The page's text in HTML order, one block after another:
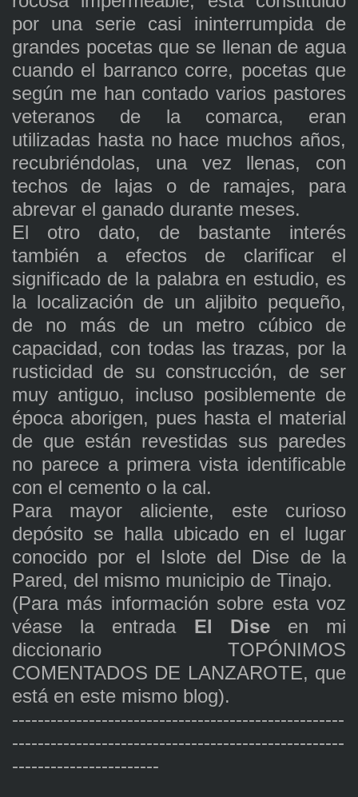
por una serie casi ininterrumpida de
grandes pocetas que se llenan de agua
cuando el barranco corre, pocetas que
según me han contado varios pastores
veteranos de la comarca, eran
utilizadas hasta no hace muchos años,
recubriéndolas, una vez llenas, con
techos de lajas o de ramajes, para
abrevar el ganado durante meses.
El otro dato, de bastante interés
también a efectos de clarificar el
significado de la palabra en estudio, es
la localización de un aljibito pequeño,
de no más de un metro cúbico de
capacidad, con todas las trazas, por la
rusticidad de su construcción, de ser
muy antiguo, incluso posiblemente de
época aborigen, pues hasta el material
de que están revestidas sus paredes
no parece a primera vista identificable
con el cemento o la cal.
Para mayor aliciente, este curioso
depósito se halla ubicado en el lugar
conocido por el Islote del Dise de la
Pared, del mismo municipio de Tinajo.
(Para más información sobre esta voz
véase la entrada El Diseen mi
diccionario TOPÓNIMOS
COMENTADOS DE LANZAROTE, que
está en este mismo blog).
----------------------------------------------------
----------------------------------------------------
-----------------------